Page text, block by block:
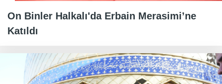
On Binler Halkalı'da Erbain Merasimi’ne
Katıldı